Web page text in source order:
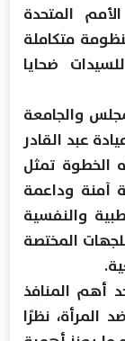
المتحدة
متكاملة
ضحايا
والجامعة
عبد القادر
الخطوة تمثل
آمنة وداعمة
والنفسية
المختصة
أهم المنافذ
المرأة، نظرًا